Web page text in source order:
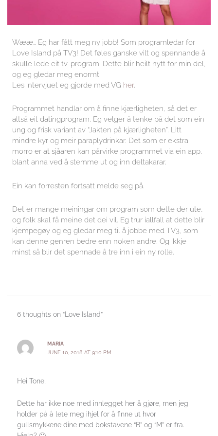
Wææ… Eg har fått meg ny jobb! Som programledar for
Love Island på TV3! Det føles ganske vilt og spennande å
skulle lede eit tv-program. Dette blir heilt nytt for min del,
og eg gledar meg enormt.
Les intervjuet eg gjorde med VG her.
Programmet handlar om å finne kjærligheten, så det er
altså eit datingprogram. Eg velger å tenke på det som ein
ung og frisk variant av “Jakten på kjærligheten”. Litt
mindre kyr og meir paraplydrinkar. Det som er ekstra
morro er at sjåaren kan pårvirke programmet via ein app,
blant anna ved å stemme ut og inn deltakarar.
Ein kan forresten fortsatt melde seg på.
Det er mange meiningar om program som dette der ute,
og folk skal få meine det dei vil. Eg trur iallfall at dette blir
kjempegøy og eg gledar meg til å jobbe med TV3, som
kan denne genren bedre enn noken andre. Og ikkje
minst så blir det spennade å tre inn i ein ny rolle.
6 thoughts on “Love Island”
MARIA
JUNE 10, 2018 AT 9:10 PM
Hei Tone,
Dette har ikke noe med innlegget her å gjøre, men jeg
holder på å lete meg ihjel for å finne ut hvor
gullsmykkene dine med bokstavene “B” og “M” er fra.